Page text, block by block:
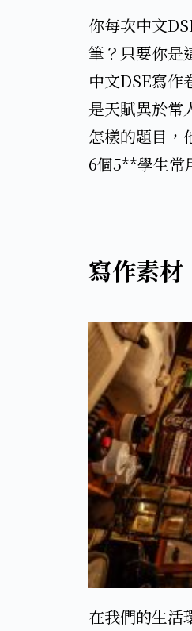
你每次中文
筆？只要你是
中文DSE寫作
是天賦異於常
怎樣的題目，
6個5**學生常
寫作素材
在我們的生活